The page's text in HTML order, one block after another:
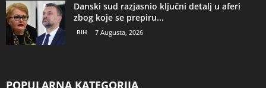
Danski sud razjasnio ključni detalj u aferi
zbog koje se prepiru...
BIH 7 Augusta, 2026
POPULARNA KATEGORIJA